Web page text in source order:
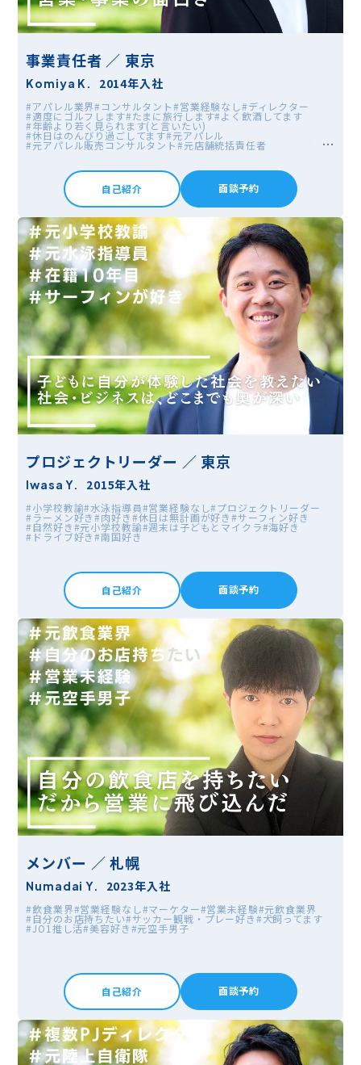
事業責任者 ／ 東京
Komiya K. 2014年入社
#アパレル業界#コンサルタント#営業経験なし#ディレクター
#適度にゴルフします#たまに旅行します#よく飲酒してます
#年齢より若く見られます(と言いたい)
#休日はのんびり過ごしてます#元アパレル
#元アパレル販売コンサルタント#元店舗統括責任者
自己紹介 面談予約
プロジェクトリーダー ／ 東京
Iwasa Y. 2015年入社
#小学校教諭#水泳指導員#営業経験なし#プロジェクトリーダー
#ラーメン好き#肉好き#休日は無計画が好き#サーフィン好き
#自然好き#元小学校教諭#週末は子どもとマイクラ#海好き
#ドライブ好き#南国好き
自己紹介 面談予約
メンバー ／ 札幌
Numadai Y. 2023年入社
#飲食業界#営業経験なし#マーケター#営業未経験#元飲食業界
#自分のお店持ちたい#サッカー観戦・プレー好き#犬飼ってます
#JO1推し活#美容好き#元空手男子
自己紹介 面談予約